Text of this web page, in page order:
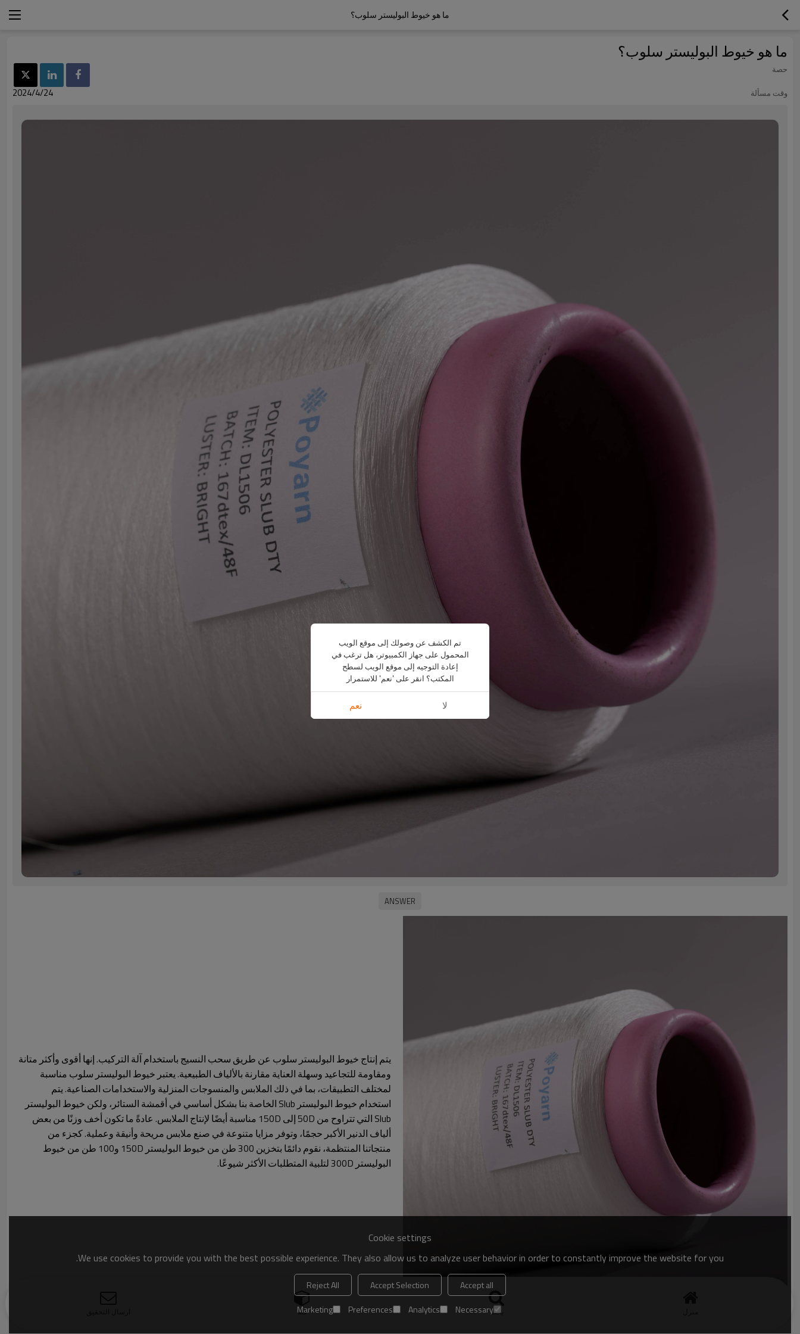
ما هو خيوط البوليستر سلوب؟
ما هو خيوط البوليستر سلوب؟
حصة
وقت مسألة
2024/4/24
يتم إنتاج خيوط البوليستر سلوب عن طريق سحب النسيج باستخدام آلة التركيب. إنها أقوى وأكثر متانة
ومقاومة للتجاعيد وسهلة العناية مقارنة بالألياف الطبيعية. يعتبر خيوط البوليستر سلوب مناسبة
لمختلف التطبيقات، بما في ذلك الملابس والمنسوجات المنزلية والاستخدامات الصناعية. يتم
استخدام خيوط البوليستر Slub الخاصة بنا بشكل أساسي في أقمشة الستائر، ولكن خيوط البوليستر
Slub التي تتراوح من 50D إلى 150D مناسبة أيضًا لإنتاج الملابس. عادةً ما تكون أخف وزنًا من بعض
ألياف الدنير الأكبر حجمًا، وتوفر مزايا متنوعة في صنع ملابس مريحة وأنيقة وعملية. كجزء من
منتجاتنا المنتظمة، نقوم دائمًا بتخزين 300 طن من خيوط البوليستر 150D و100 طن من خيوط
البوليستر 300D لتلبية المتطلبات الأكثر شيوعًا.
بحث فئة
Cookie settings
We use cookies to provide you with the best possible experience. They also allow us to analyze user behavior in order to constantly improve the website for you.
Accept all
Accept Selection
Reject All
Necessary
Analytics
Preferences
Marketing
تم الكشف عن وصولك إلى موقع الويب
المحمول على جهاز الكمبيوتر، هل ترغب في
إعادة التوجيه إلى موقع الويب لسطح
المكتب؟ انقر على 'نعم' للاستمرار
لا نعم